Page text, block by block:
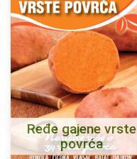
Ređe gajene vrste
povrća